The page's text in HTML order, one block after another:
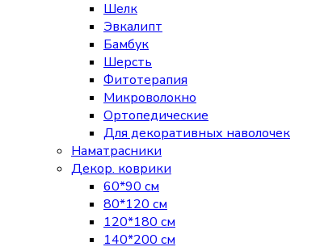
Шелк
Эвкалипт
Бамбук
Шерсть
Фитотерапия
Микроволокно
Ортопедические
Для декоративных наволочек
Наматрасники
Декор. коврики
60*90 см
80*120 см
120*180 см
140*200 см